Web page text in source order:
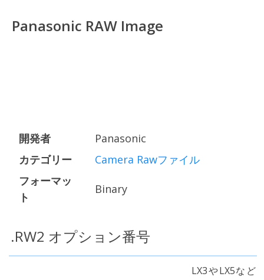
Panasonic RAW Image
開発者
Panasonic
カテゴリー
Camera Rawファイル
フォーマッ
ト
Binary
.RW2 オプション番号
LX3やLX5など